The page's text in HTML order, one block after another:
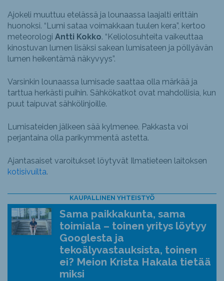
Ajokeli muuttuu etelässä ja lounaassa laajalti erittäin
huonoksi. “Lumi sataa voimakkaan tuulen kera”, kertoo
meteorologi Antti Kokko. “Keliolosuhteita vaikeuttaa
kinostuvan lumen lisäksi sakean lumisateen ja pöllyävän
lumen heikentämä näkyvyys”.
Varsinkin lounaassa lumisade saattaa olla märkää ja
tarttua herkästi puihin. Sähkökatkot ovat mahdollisia, kun
puut taipuvat sähkölinjoille.
Lumisateiden jälkeen sää kylmenee. Pakkasta voi
perjantaina olla parikymmentä astetta.
Ajantasaiset varoitukset löytyvät Ilmatieteen laitoksen
kotisivuilta.
KAUPALLINEN YHTEISTYÖ
Sama paikkakunta, sama
toimiala – toinen yritys löytyy
Googlesta ja
tekoälyvastauksista, toinen
ei? Meion Krista Hakala tietää
miksi